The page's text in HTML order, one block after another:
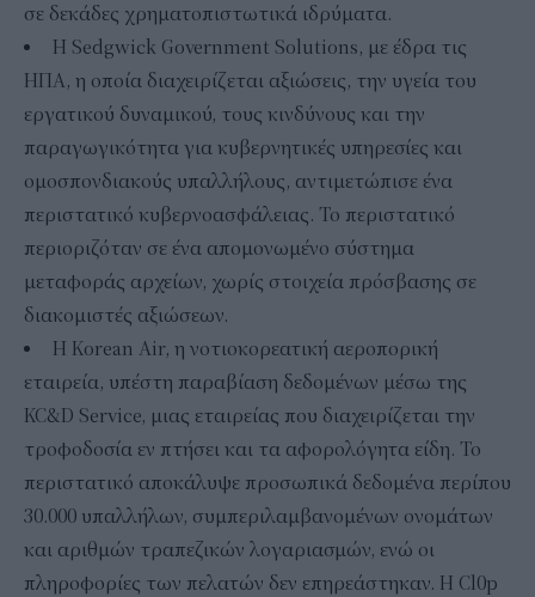
σε δεκάδες χρηματοπιστωτικά ιδρύματα.
Η Sedgwick Government Solutions, με έδρα τις
ΗΠΑ, η οποία διαχειρίζεται αξιώσεις, την υγεία του
εργατικού δυναμικού, τους κινδύνους και την
παραγωγικότητα για κυβερνητικές υπηρεσίες και
ομοσπονδιακούς υπαλλήλους, αντιμετώπισε ένα
περιστατικό κυβερνοασφάλειας. Το περιστατικό
περιοριζόταν σε ένα απομονωμένο σύστημα
μεταφοράς αρχείων, χωρίς στοιχεία πρόσβασης σε
διακομιστές αξιώσεων.
Η Korean Air, η νοτιοκορεατική αεροπορική
εταιρεία, υπέστη παραβίαση δεδομένων μέσω της
KC&D Service, μιας εταιρείας που διαχειρίζεται την
τροφοδοσία εν πτήσει και τα αφορολόγητα είδη. Το
περιστατικό αποκάλυψε προσωπικά δεδομένα περίπου
30.000 υπαλλήλων, συμπεριλαμβανομένων ονομάτων
και αριθμών τραπεζικών λογαριασμών, ενώ οι
πληροφορίες των πελατών δεν επηρεάστηκαν. Η Cl0p